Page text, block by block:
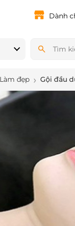
Dành
Làm đẹp Gội đầu